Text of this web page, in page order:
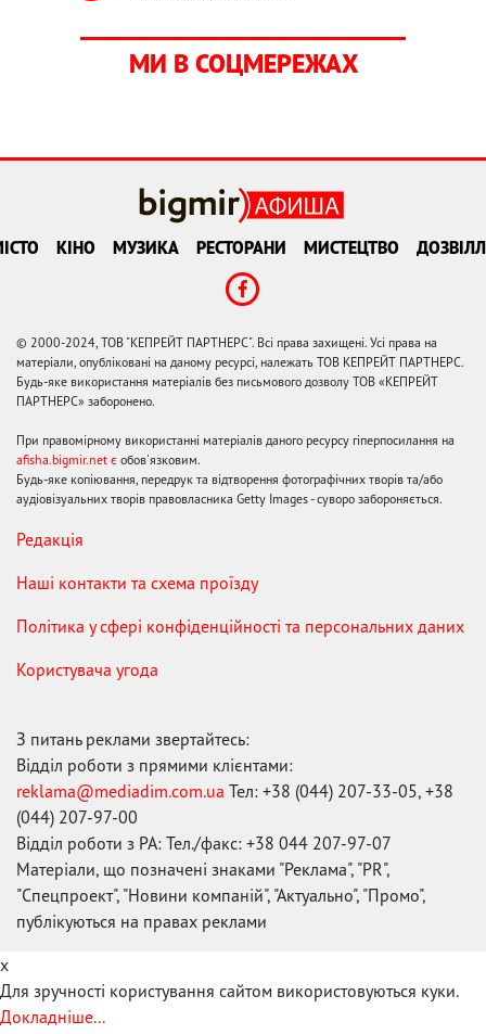
МИ В СОЦМЕРЕЖАХ
КІНО МУЗИКА РЕСТОРАНИ МИСТЕЦТВО
© 2000-2024, ТОВ "КЕПРЕЙТ ПАРТНЕРС". Всі права захищені. Усі права на
матеріали, опубліковані на даному ресурсі, належать ТОВ КЕПРЕЙТ ПАРТНЕРС.
Будь-яке використання матеріалів без письмового дозволу ТОВ «КЕПРЕЙТ
ПАРТНЕРС» заборонено.
При правомірному використанні матеріалів даного ресурсу гіперпосилання на
afisha.bigmir.net є обов'язковим.
Будь-яке копіювання, передрук та відтворення фотографічних творів та/або
аудіовізуальних творів правовласника Getty Images - суворо забороняється.
Редакція
Наші контакти та схема проїзду
Політика у сфері конфіденційності та персональних даних
Користувача угода
З питань реклами звертайтесь:
Відділ роботи з прямими клієнтами:
reklama@mediadim.com.ua Тел: +38 (044) 207-33-05, +38
(044) 207-97-00
Відділ роботи з РА: Тел./факс: +38 044 207-97-07
Матеріали, що позначені знаками "Реклама", "PR",
"Спецпроект", "Новини компаній", "Актуально", "Промо",
публікуються на правах реклами
x
Для зручності користування сайтом використовуються куки.
Докладніше...